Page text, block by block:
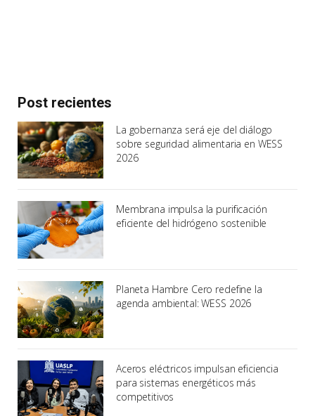
Post recientes
La gobernanza será eje del diálogo
sobre seguridad alimentaria en WESS
2026
Membrana impulsa la purificación
eficiente del hidrógeno sostenible
Planeta Hambre Cero redefine la
agenda ambiental: WESS 2026
Aceros eléctricos impulsan eficiencia
para sistemas energéticos más
competitivos